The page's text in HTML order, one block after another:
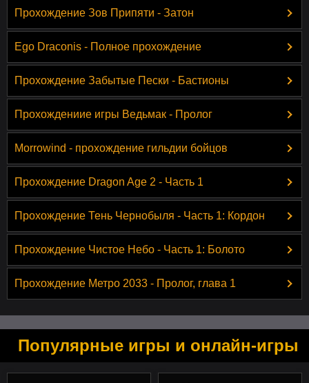
Прохождение Зов Припяти - Затон
Ego Draconis - Полное прохождение
Прохождение Забытые Пески - Бастионы
Прохождениие игры Ведьмак - Пролог
Morrowind - прохождение гильдии бойцов
Прохождение Dragon Age 2 - Часть 1
Прохождение Тень Чернобыля - Часть 1: Кордон
Прохождение Чистое Небо - Часть 1: Болото
Прохождение Метро 2033 - Пролог, глава 1
Популярные игры и онлайн-игры